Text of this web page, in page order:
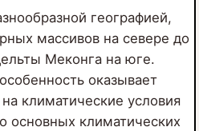
географией,
массивов на севере до
Меконга на юге.
оказывает
климатические условия
основных климатических